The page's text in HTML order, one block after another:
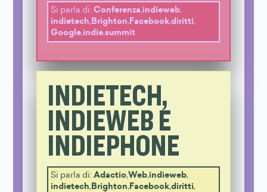
Si parla di: Conferenza,indieweb,
indietech, Brighton, Facebook,diritti,
Google,indie,summit
INDIETECH,
INDIEWEB E
INDIEPHONE
Si parla di: Adactio,Web,indieweb,
indietech,Brighton,Facebook,diritti,